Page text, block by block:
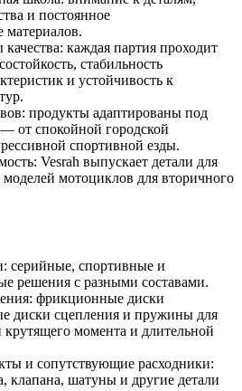
и постоянное
материалов.
каждая партия проходит
стабильность
и устойчивость к
продукты адаптированы под
от спокойной городской
спортивной езды.
Vesrah выпускает детали для
мотоциклов для вторичного
серийные, спортивные и
решения с разными составами.
фрикционные диски
диски сцепления и пружины для
момента и длительной
и сопутствующие расходники:
клапана, шатуны и другие детали